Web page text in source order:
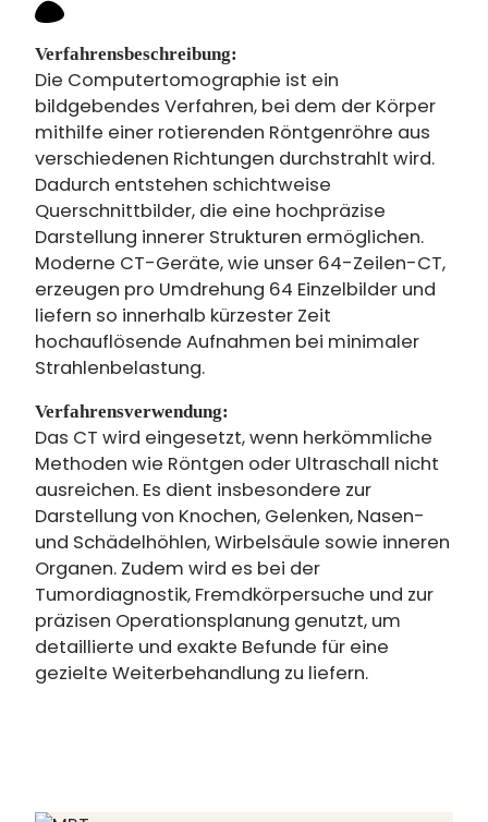
Verfahrensbeschreibung:
Die Computertomographie ist ein
bildgebendes Verfahren, bei dem der Körper
mithilfe einer rotierenden Röntgenröhre aus
verschiedenen Richtungen durchstrahlt wird.
Dadurch entstehen schichtweise
Querschnittbilder, die eine hochpräzise
Darstellung innerer Strukturen ermöglichen.
Moderne CT-Geräte, wie unser 64-Zeilen-CT,
erzeugen pro Umdrehung 64 Einzelbilder und
liefern so innerhalb kürzester Zeit
hochauflösende Aufnahmen bei minimaler
Strahlenbelastung.
Verfahrensverwendung:
Das CT wird eingesetzt, wenn herkömmliche
Methoden wie Röntgen oder Ultraschall nicht
ausreichen. Es dient insbesondere zur
Darstellung von Knochen, Gelenken, Nasen-
und Schädelhöhlen, Wirbelsäule sowie inneren
Organen. Zudem wird es bei der
Tumordiagnostik, Fremdkörpersuche und zur
präzisen Operationsplanung genutzt, um
detaillierte und exakte Befunde für eine
gezielte Weiterbehandlung zu liefern.